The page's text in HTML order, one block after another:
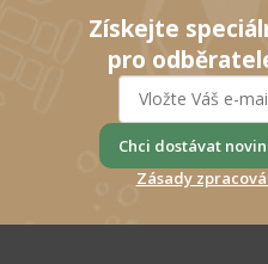
Získejte
pro
Chci dostávat
Zásady